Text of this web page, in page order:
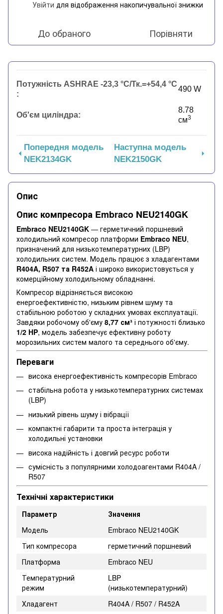
Увійти для відображення накопичувальної знижки
До обраного Порівняти
Потужність ASHRAE -23,3 °C/Тк.=+54,4 °C
:
490 W
Об'єм циліндра:
8.78
см3
Попередня модель
NEK2134GK
Наступна модель
NEK2150GK
Опис
Опис компресора Embraco NEU2140GK
Embraco NEU2140GK — герметичний поршневий
холодильний компресор платформи Embraco NEU,
призначений для низькотемпературних (LBP)
холодильних систем. Модель працює з хладагентами
R404A, R507 та R452A і широко використовується у
комерційному холодильному обладнанні.
Компресор відрізняється високою
енергоефективністю, низьким рівнем шуму та
стабільною роботою у складних умовах експлуатації.
Завдяки робочому об'єму 8,77 см³ і потужності близько
1/2 HP, модель забезпечує ефективну роботу
морозильних систем малого та середнього об'єму.
Переваги
висока енергоефективність компресорів Embraco
стабільна робота у низькотемпературних системах
(LBP)
низький рівень шуму і вібрації
компактні габарити та проста інтеграція у
холодильні установки
висока надійність і довгий ресурс роботи
сумісність з популярними холодоагентами R404A /
R507
Технічні характеристики
Параметр
Значення
Модель
Embraco NEU2140GK
Тип компресора
герметичний поршневий
Платформа
Embraco NEU
Температурний
режим
LBP
(низькотемпературний)
Хладагент
R404A / R507 / R452A